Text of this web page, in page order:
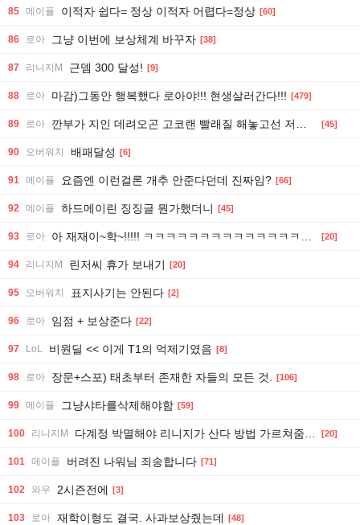
85 메이플 이적자 쉽다= 정상 이적자 어렵다=정상 [60]
86 로아 그냥 이번에 보상체계 바꾸자 [38]
87 리니지M 근뎀 300 달성! [9]
88 로아 마감)그동안 행복했다 로아야!!! 현생살러간다!!! [479]
89 로아 깐부가 지인 데려오곤 고코랜 빨래질 해놓고선 저격하네 ㅋㅋ [45]
90 오버워치 배패달성 [6]
91 메이플 요즘엔 이런걸론 개추 안준다던데 진짜임? [66]
92 메이플 하드메이린 징징글 뭔가했더니 [45]
93 로아 아 재재이~학~!!!!! ㅋㅋㅋㅋㅋㅋㅋㅋㅋㅋㅋㅋㅋㅋㅋㅋㅋㅋㅋㅋㅋ [20]
94 리니지M 린저씨 휴가 보내기 [20]
95 오버워치 표지사기는 안된다 [2]
96 로아 임점 + 보상준다 [22]
97 LoL 비원딜 << 이게 T1의 억제기였음 [8]
98 로아 장문+스포) 태초부터 존재한 자들의 모든 것. [106]
99 메이플 그냥샤타를삭제해야함 [59]
100 리니지M 다계정 박멸해야 리니지가 산다 방법 가르쳐줌 DD들어와라 [20]
101 메이플 버려진 나워님 죄송합니다 [71]
102 와우 2시즌전에 [3]
103 로아 재학이형도 결국. 사과보상줬는데 [48]